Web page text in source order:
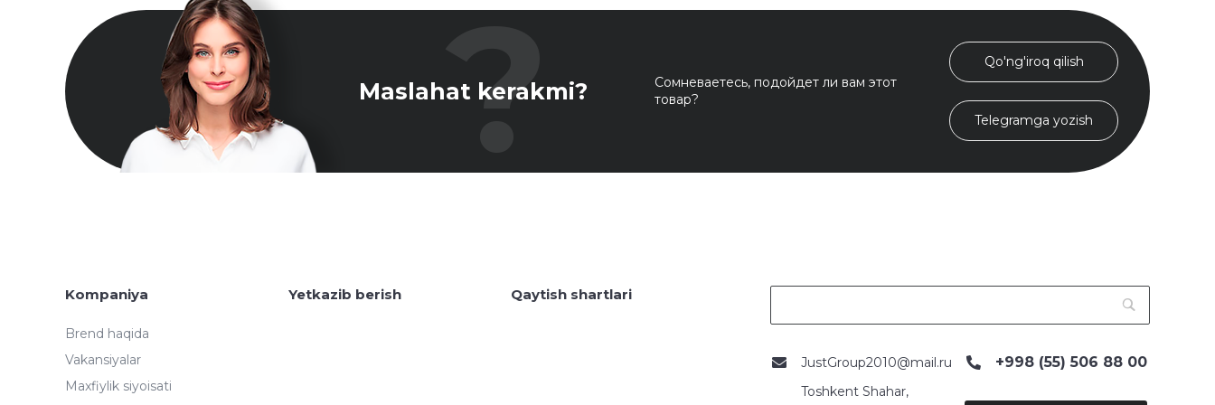
Maslahat kerakmi?
Сомневаетесь, подойдет ли вам этот
товар?
Qo'ng'iroq qilish
Telegramga yozish
Kompaniya
Brend haqida
Vakansiyalar
Maxfiylik siyoisati
Yetkazib berish Qaytish shartlari
JustGroup2010@mail.ru +998 (55) 506 88 00
Toshkent Shahar,